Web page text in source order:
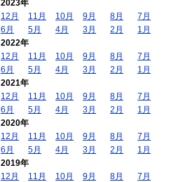
2023年
12月
11月 10月 9月 8月
7月
6月
5月 4月 3月 2月
1月
2022年
12月
11月 10月 9月 8月
7月
6月
5月 4月 3月 2月
1月
2021年
12月
11月 10月 9月 8月
7月
6月
5月 4月 3月 2月
1月
2020年
12月
11月 10月 9月 8月
7月
6月
5月 4月 3月 2月
1月
2019年
12月
11月 10月 9月 8月
7月